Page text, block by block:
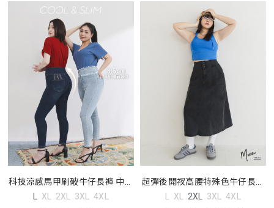
科技涼感馬甲刷破牛仔長褲 中大
尺碼褲子
L XL 2XL 3XL 4XL
超彈後開衩高腰特殊色牛仔長裙
MUA! 中大尺碼裙子
L XL 2XL 3XL 4XL